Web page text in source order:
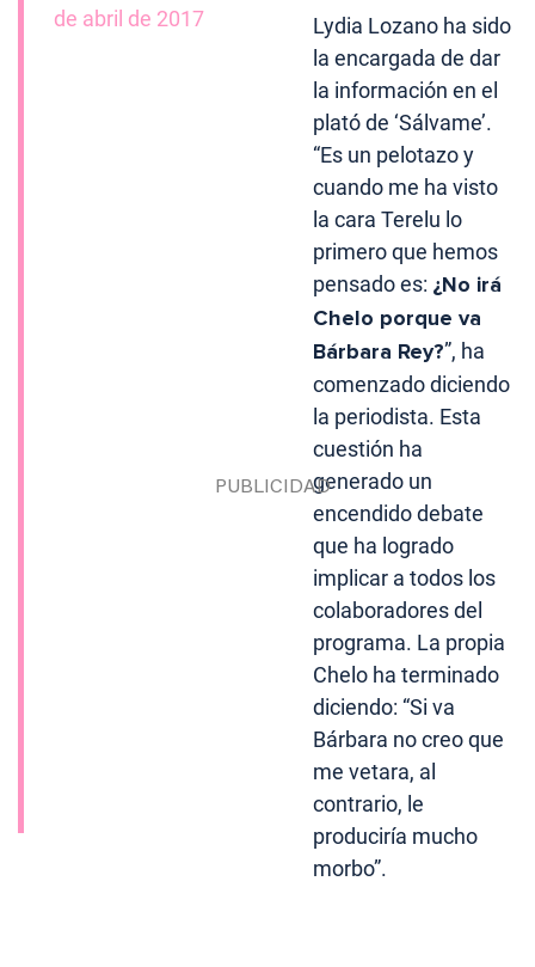
de abril de 2017
Lydia Lozano ha sido
la encargada de dar
la información en el
plató de ‘Sálvame’.
“Es un pelotazo y
cuando me ha visto
la cara Terelu lo
primero que hemos
pensado es: ¿No irá
Chelo porque va
Bárbara Rey?”, ha
comenzado diciendo
la periodista. Esta
cuestión ha
generado un
encendido debate
que ha logrado
implicar a todos los
colaboradores del
programa. La propia
Chelo ha terminado
diciendo: “Si va
Bárbara no creo que
me vetara, al
contrario, le
produciría mucho
morbo”.